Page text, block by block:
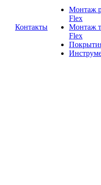
Контакты
Монтаж
Flex
Монтаж
Flex